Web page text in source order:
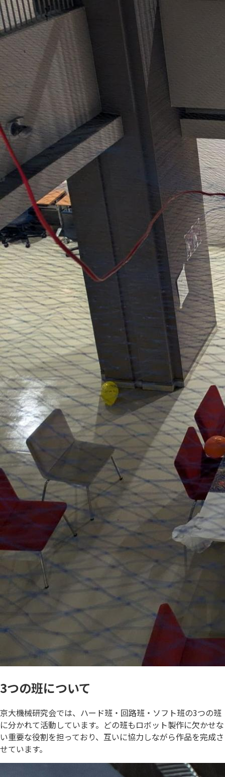
3つの班について
京大機械研究会では、ハード班・回路班・ソフト班の3つの班
に分かれて活動しています。どの班もロボット製作に欠かせな
い重要な役割を担っており、互いに協力しながら作品を完成さ
せています。